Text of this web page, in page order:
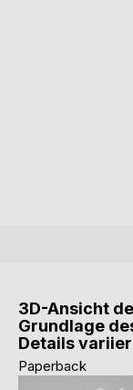
3D-Ansicht
Grundlage
Details
Paperback